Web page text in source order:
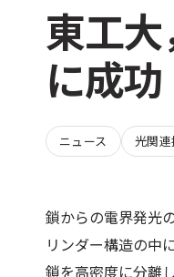
東工
に成功
ニュース 光関
鎖からの電界発光
リンダー構造の中
鎖を高密度に分離